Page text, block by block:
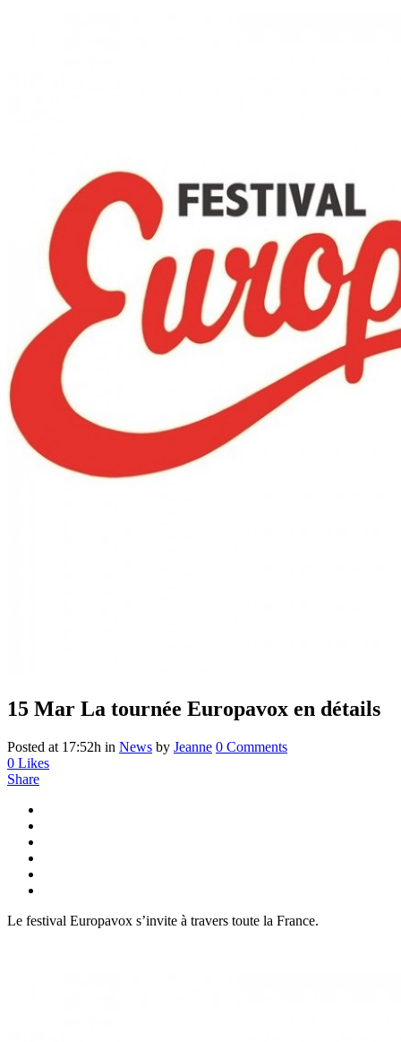
15 Mar La tournée Europavox en détails
Posted at 17:52h in News by Jeanne 0 Comments
0 Likes
Share
Le festival Europavox s’invite à travers toute la France.